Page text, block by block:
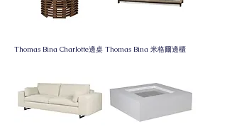
Thomas Bina Charlotte邊桌 Thomas Bina 米格爾邊櫃